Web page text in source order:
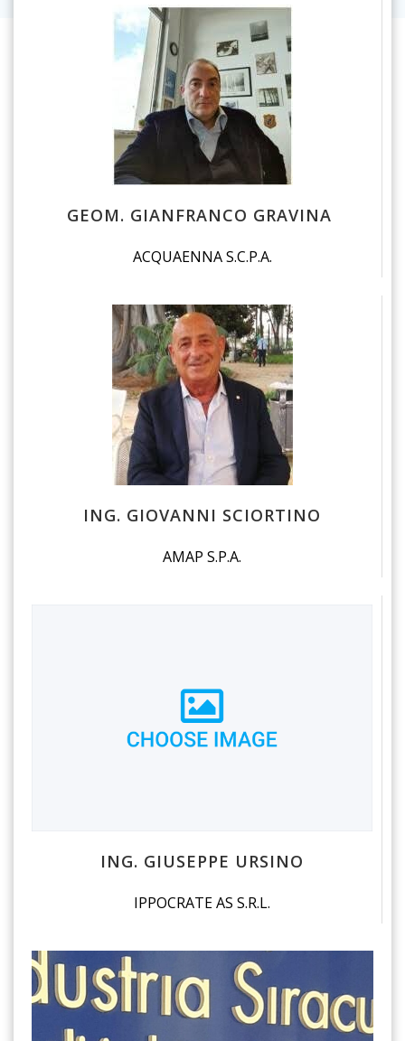
GEOM. GIANFRANCO GRAVINA
ACQUAENNA S.C.P.A.
ING. GIOVANNI SCIORTINO
AMAP S.P.A.
ING. GIUSEPPE URSINO
IPPOCRATE AS S.R.L.